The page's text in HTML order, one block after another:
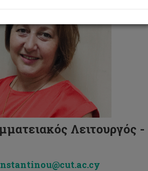
Λειτουργός -